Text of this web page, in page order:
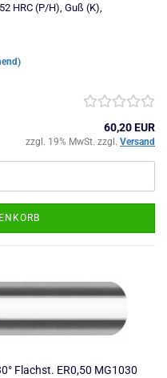
HRC (P/H), Guß (K),
60,20 EUR
zzgl. 19% MwSt. zzgl. Versand
Flachst. ER0,50 MG1030